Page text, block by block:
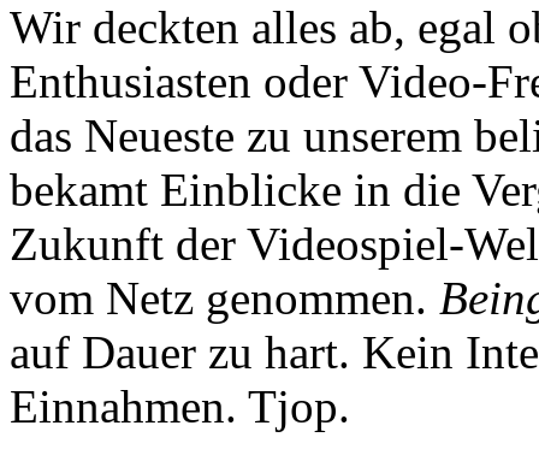
Wir deckten alles ab, egal
Enthusiasten oder Video-
das Neueste zu unserem
bekamt Einblicke in die
Zukunft der Videospiel-
vom Netz genommen.
auf Dauer zu hart. Kein
Einnahmen. Tjop.